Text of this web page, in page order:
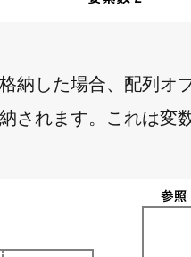
納した場合、配列
されます。これは変